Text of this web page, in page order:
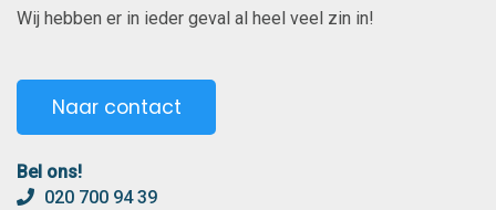
Wij hebben er in ieder geval al heel veel zin in!
Naar contact
Bel ons!
020 700 94 39